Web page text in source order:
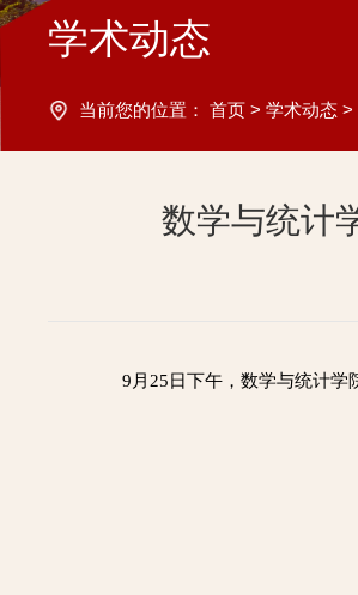
学术动态
当前您的位置： 首页> 学术动态>
数学与统计
9月25日下午，数学与统计学